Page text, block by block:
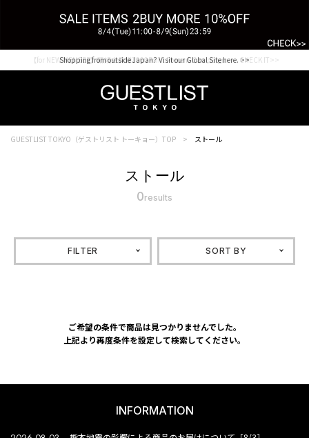
Shopping from outside Japan? Visit our Global Site here. >>
【for NEW MEMBER】新規会員様1000Point Present Campaign CHECK IT>>
GUESTLIST TOKYO（ゲストリスト トーキョー）TOP ストール
ストール
0results
FILTER SORT BY
ご希望の条件で商品は見つかりませんでした。
上記より再度条件を設定して検索してください。
INFORMATION